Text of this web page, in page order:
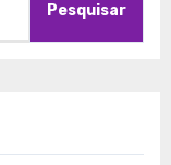
Pesquisar